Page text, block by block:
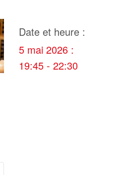
Date et heure :
5 mai 2026 :
19:45 - 22:30